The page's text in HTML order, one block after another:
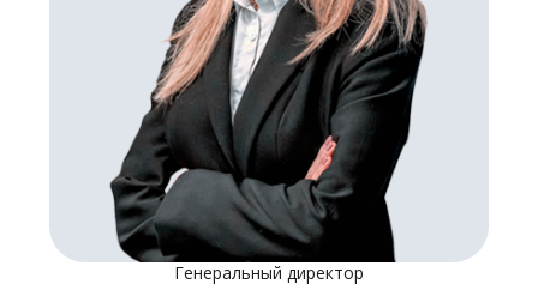
Генеральный директор